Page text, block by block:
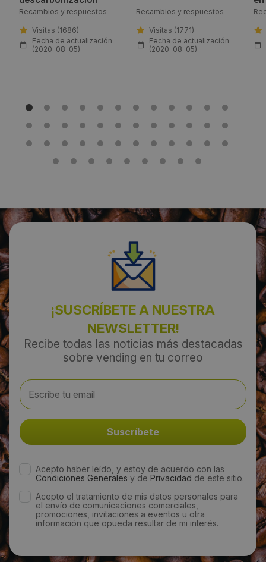
info@gev-online.es
Web:
Recambios y respuestos
Visitas (1686)
Fecha de actualización
(2020-08-05)
Recambios y respuestos
Visitas (1771)
Fecha de actualización
(2020-08-05)
¡SUSCRÍBETE A NUESTRA
NEWSLETTER!
Recibe todas las noticias más destacadas
sobre vending en tu correo
Acepto haber leído, y estoy de acuerdo con las
Condiciones Generales y de Privacidad de este sitio.
Acepto el tratamiento de mis datos personales para
el envío de comunicaciones comerciales,
promociones, invitaciones a eventos u otra
información que opueda resultar de mi interés.